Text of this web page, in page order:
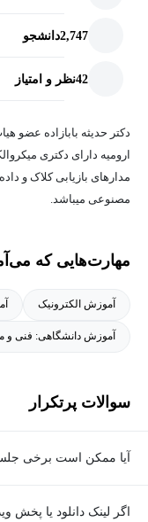
2,747دانشجو
42نظر و امتیاز
دکتر حدیثه بابازاده عضو
ارومیه دارای دکتری
مصنوعی میباشد.
مهارت‌هایی که
آموزش الکترونیک
آموزش دانشگاهی: فنی و
سوالات پرتکرار
آیا ممکن است برخی
اگر لینک دانلود یا پخش